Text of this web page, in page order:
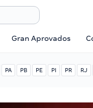
Gran Aprovados
PA PB PE PI PR RJ